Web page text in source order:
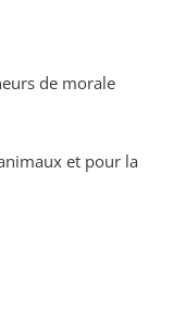
de morale
et pour la